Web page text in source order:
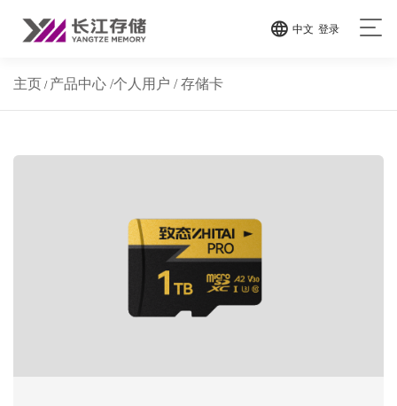
中文 登录
主页 / 产品中心 /个人用户 / 存储卡